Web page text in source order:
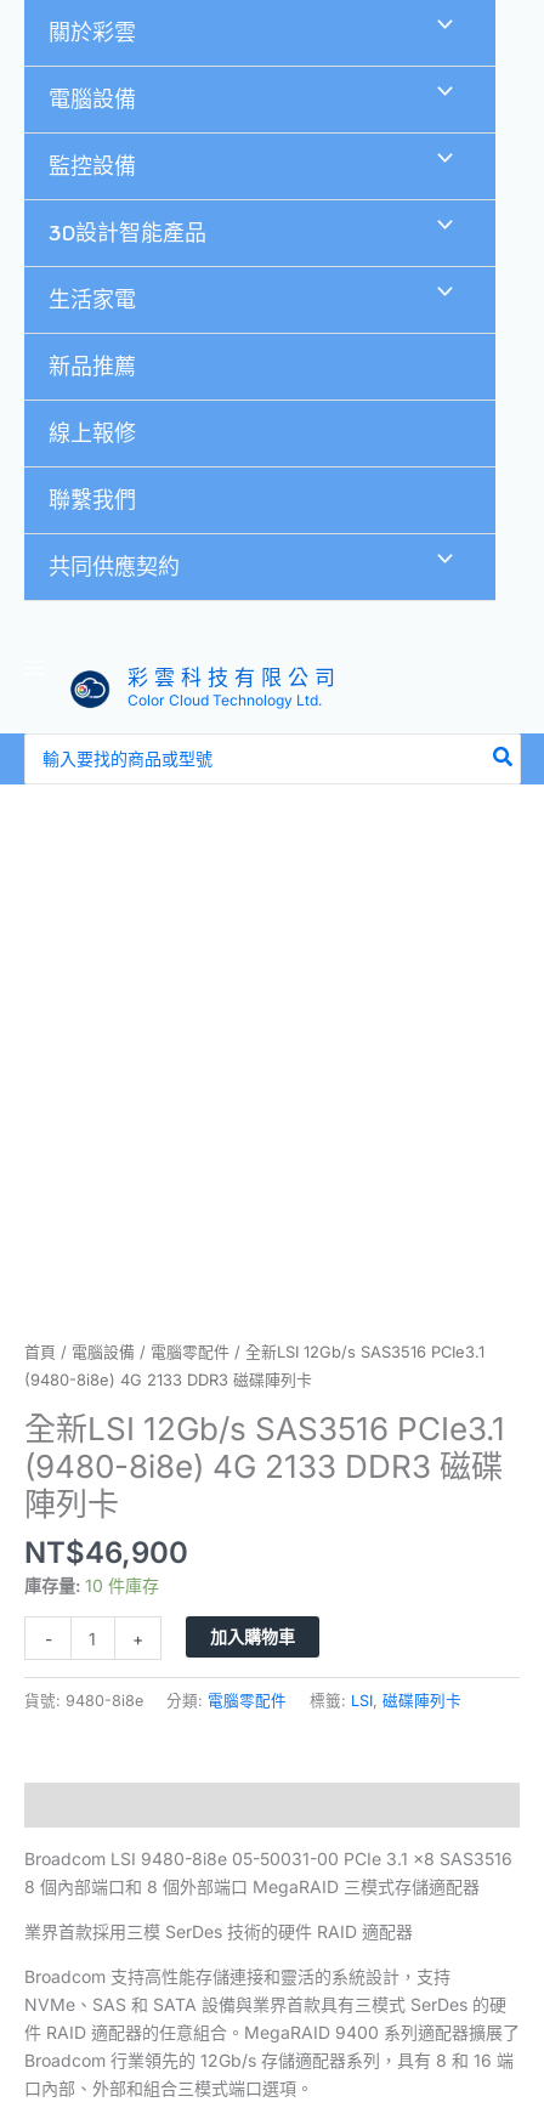
關於彩雲
電腦設備
監控設備
3D設計智能產品
生活家電
新品推薦
線上報修
聯繫我們
共同供應契約
彩 雲 科 技 有 限 公 司
Color Cloud Technology Ltd.
尋：
首頁 / 電腦設備 / 電腦零配件 / 全新LSI 12Gb/s SAS3516 PCIe3.1
(9480-8i8e) 4G 2133 DDR3 磁碟陣列卡
全新LSI 12Gb/s SAS3516 PCIe3.1
(9480-8i8e) 4G 2133 DDR3 磁碟
陣列卡
NT$46,900
庫存量: 10 件庫存
- + 加入購物車
貨號: 9480-8i8e 分類: 電腦零配件 標籤: LSI 磁碟陣列卡
Broadcom LSI 9480-8i8e 05-50031-00 PCIe 3.1 x8 SAS3516
8 個內部端口和 8 個外部端口 MegaRAID 三模式存儲適配器
業界首款採用三模 SerDes 技術的硬件 RAID 適配器
Broadcom 支持高性能存儲連接和靈活的系統設計，支持
NVMe、SAS 和 SATA 設備與業界首款具有三模式 SerDes 的硬
件 RAID 適配器的任意組合。MegaRAID 9400 系列適配器擴展了
Broadcom 行業領先的 12Gb/s 存儲適配器系列，具有 8 和 16 端
口內部、外部和組合三模式端口選項。